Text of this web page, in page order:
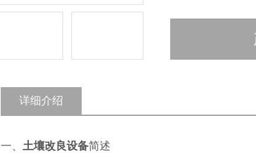
详细介绍
一、 土壤改良设备简述